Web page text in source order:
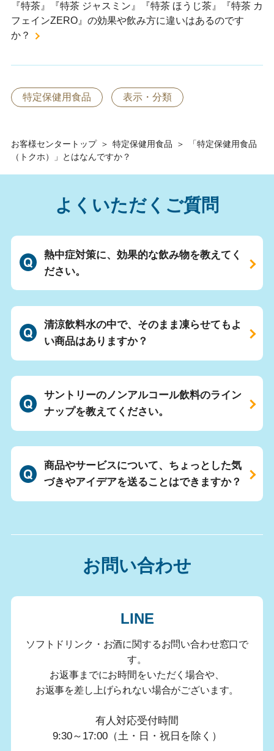
お客様センタートップ ＞ 特定保健用食品 ＞
「特定保健用食品
（トクホ）」とはなんですか？
『特茶』『特茶 ジャスミン』『特茶 ほうじ茶』『特茶 カ
フェインZERO』の効果や飲み方に違いはあるのです
か？
特定保健用食品 表示・分類
よくいただくご質問
熱中症対策に、効果的な飲み物を教えてく
ださい。
清涼飲料水の中で、そのまま凍らせてもよ
い商品はありますか？
サントリーのノンアルコール飲料のライン
ナップを教えてください。
商品やサービスについて、ちょっとした気
づきやアイデアを送ることはできますか？
お問い合わせ
LINE
ソフトドリンク・お酒に関するお問い合わせ窓口で
す。
お返事までにお時間をいただく場合や、
お返事を差し上げられない場合がございます。
有人対応受付時間
9:30～17:00（土・日・祝日を除く）